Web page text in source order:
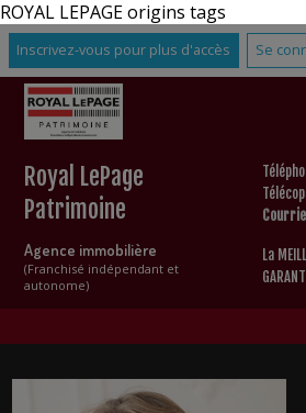
ROYAL LEPAGE origins tags
Inscrivez-vous pour plus d'accès Se
Royal LePage
Patrimoine
Agence immobilière
(Franchisé indépendant et
autonome)
Courriel
La